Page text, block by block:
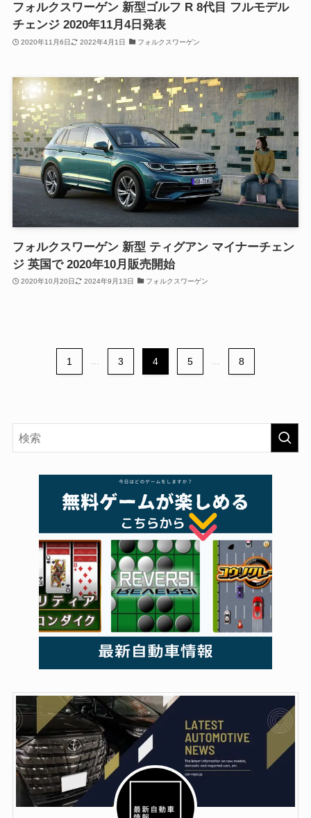
フォルクスワーゲン 新型ゴルフ R 8代目 フルモデル
チェンジ 2020年11月4日発表
2020年11月6日 2022年4月1日 フォルクスワーゲン
フォルクスワーゲン 新型 ティグアン マイナーチェン
ジ 英国で 2020年10月販売開始
2020年10月20日 2024年9月13日 フォルクスワーゲン
1 3 4 5 8